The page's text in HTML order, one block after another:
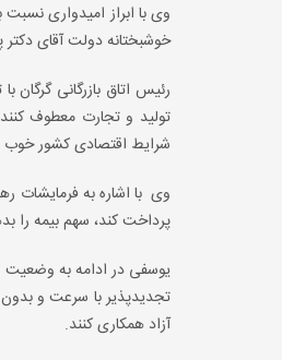
وی با ابراز امیدواری
خوشبختانه دولت آقای دکتر
رئیس اتاق بازرگانی
تولید و تجارت معطوف
شرایط اقتصادی کشور
وی با اشاره به فرمایشات
پرداخت کند، سهم بیمه را
یوسفی در ادامه به وضعیت
آزاد همکاری کنند.